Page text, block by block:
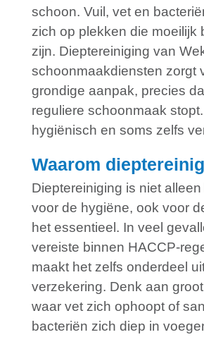
schoon. Vuil, vet en
zich op plekken die moeilijk
zijn. Dieptereiniging van
schoonmaakdiensten zorgt
grondige aanpak, precies
reguliere schoonmaak
hygiënisch en soms zelfs
Waarom
Dieptereiniging is niet
voor de hygiëne, ook voor
het essentieel. In veel
vereiste binnen HACCP-
maakt het zelfs onderdeel
verzekering. Denk aan
waar vet zich ophoopt of
bacteriën zich diep in